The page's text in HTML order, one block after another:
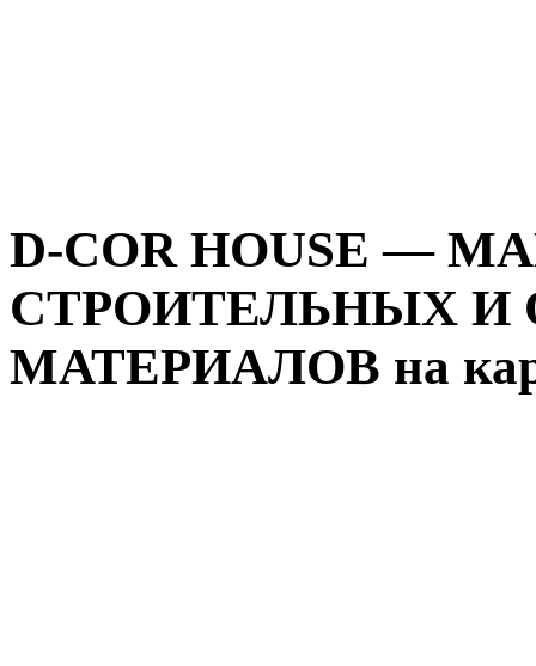
D-COR HOUSE —
СТРОИТЕЛЬНЫХ И
МАТЕРИАЛОВ на